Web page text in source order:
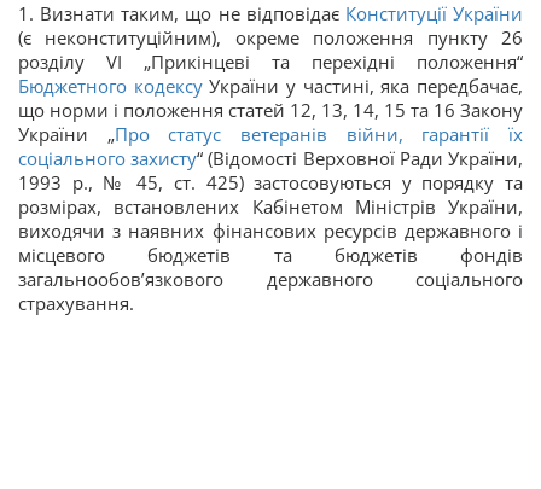
1. Визнати таким, що не відповідає Конституції України
(є неконституційним), окреме положення пункту 26
розділу VI „Прикінцеві та перехідні положення“
Бюджетного кодексуУкраїни у частині, яка передбачає,
що норми і положення статей 12, 13, 14, 15 та 16 Закону
України „Про статус ветеранів війни, гарантії їх
соціального захисту“ (Відомості Верховної Ради України,
1993 р., № 45, ст. 425) застосовуються у порядку та
розмірах, встановлених Кабінетом Міністрів України,
виходячи з наявних фінансових ресурсів державного і
місцевого бюджетів та бюджетів фондів
загальнообов’язкового державного соціального
страхування.